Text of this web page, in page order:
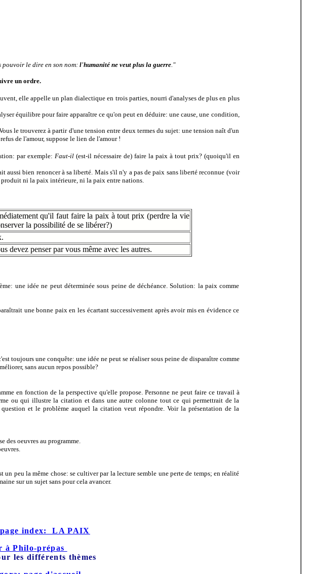
le dire en son nom: l'humanité ne veut plus la guerre."
un ordre.
elle appelle un plan dialectique en trois parties, nourri d'analyses de plus en plus
équilibre pour faire apparaître ce qu'on peut en déduire: une cause, une condition,
le trouverez à partir d'une tension entre deux termes du sujet: une tension naît d'un
de l'amour, suppose le lien de l'amour !
par exemple: Faut-il (est-il nécessaire de) faire la paix à tout prix? (quoiqu'il en
bien renoncer à sa liberté. Mais s'il n'y a pas de paix sans liberté reconnue (voir
ni la paix intérieure, ni la paix entre nations.
qu'il faut faire la paix à tout prix (perdre la vie
la possibilité de se libérer?)
devez penser par vous même avec les autres.
une idée ne peut déterminée sous peine de déchéance. Solution: la paix comme
une bonne paix en les écartant successivement après avoir mis en évidence ce
toujours une conquête: une idée ne peut se réaliser sous peine de disparaître comme
sans aucun repos possible?
en fonction de la perspective qu'elle propose. Personne ne peut faire ce travail à
ou qui illustre la citation et dans une autre colonne tout ce qui permettrait de la
et le problème auquel la citation veut répondre. Voir la présentation de la
des oeuvres au programme.
un peu la même chose: se cultiver par la lecture semble une perte de temps; en réalité
sur un sujet sans pour cela avancer.
index: LA PAIX
à Philo-prépas
les différents thèmes